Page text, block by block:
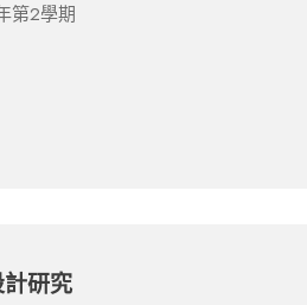
第2學期
研究